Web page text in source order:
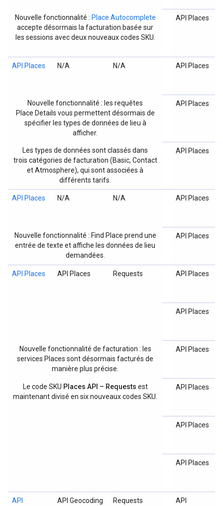
Nouvelle fonctionnalité : Place Autocomplete
accepte désormais la facturation basée sur
les sessions avec deux nouveaux codes SKU.
API Places
API Places N/A N/A API Places
Nouvelle fonctionnalité : les requêtes
Place Details vous permettent désormais de
spécifier les types de données de lieu à
afficher.
API Places
Les types de données sont classés dans
trois catégories de facturation (Basic, Contact
et Atmosphere), qui sont associées à
différents tarifs.
API Places
API Places N/A N/A API Places
Nouvelle fonctionnalité : Find Place prend une
entrée de texte et affiche les données de lieu
demandées.
API Places
API Places API Places Requests API Places
API Places
Nouvelle fonctionnalité de facturation : les
services Places sont désormais facturés de
manière plus précise.
API Places
Le code SKU Places API – Requests est
maintenant divisé en six nouveaux codes SKU.
API Places
API Places
API Places
API
API Geocoding Requests
API